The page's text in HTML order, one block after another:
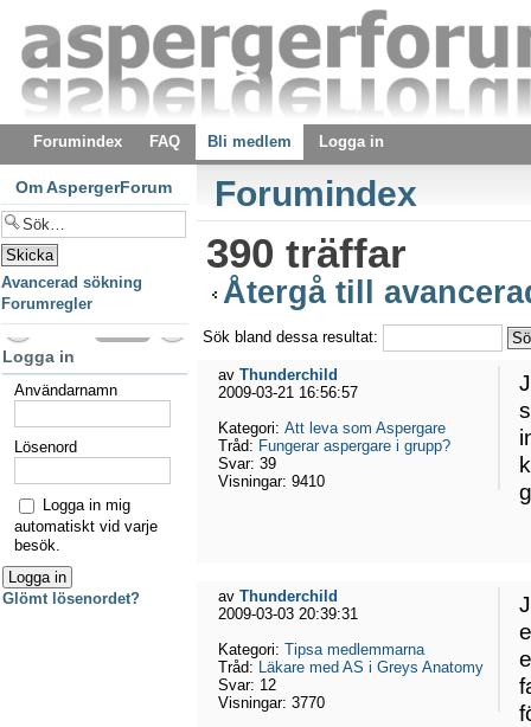
Forumindex FAQ Bli medlem Logga in
Forumindex
390 träffar
Återgå till
Sök bland dessa resultat:
av Thunderchild
2009-03-21 16:56:57
Kategori: Att leva som Aspergare
Tråd: Fungerar aspergare i grupp?
Svar: 39
Visningar: 9410
av Thunderchild
2009-03-03 20:39:31
Kategori: Tipsa medlemmarna
Tråd:
Läkare med AS i Greys Anatomy
Svar: 12
Visningar: 3770
Om AspergerForum
Avancerad sökning
Forumregler
Logga in
Användarnamn
Lösenord
Logga in mig
automatiskt vid varje
besök.
Glömt lösenordet?